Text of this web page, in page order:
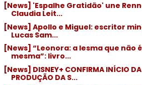
[News] 'Espalhe Gratidão' une
Claudia Leit...
[News] Apollo e Miguel: escritor
Lucas Sam...
[News] “Leonora: a lesma que não
mesma”: livro...
[News] DISNEY+ CONFIRMA INÍCIO DA
PRODUÇÃO DA S...